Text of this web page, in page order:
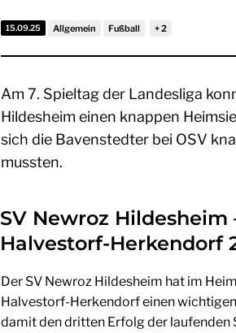
15.09.25 Allgemein Fußball
Am 7. Spieltag der Landesliga
Hildesheim einen knappen
sich die Bavenstedter bei OSV
mussten.
SV Newroz Hildesheim
Halvestorf-Herkendorf
Der SV Newroz Hildesheim hat im
Halvestorf-Herkendorf einen
damit den dritten Erfolg der laufenden